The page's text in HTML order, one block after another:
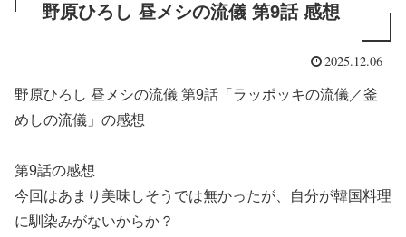
野原ひろし 昼メシの流儀 第9話 感想
2025.12.06
野原ひろし 昼メシの流儀 第9話「ラッポッキの流儀／釜
めしの流儀」の感想
第9話の感想
今回はあまり美味しそうでは無かったが、自分が韓国料理
に馴染みがないからか？